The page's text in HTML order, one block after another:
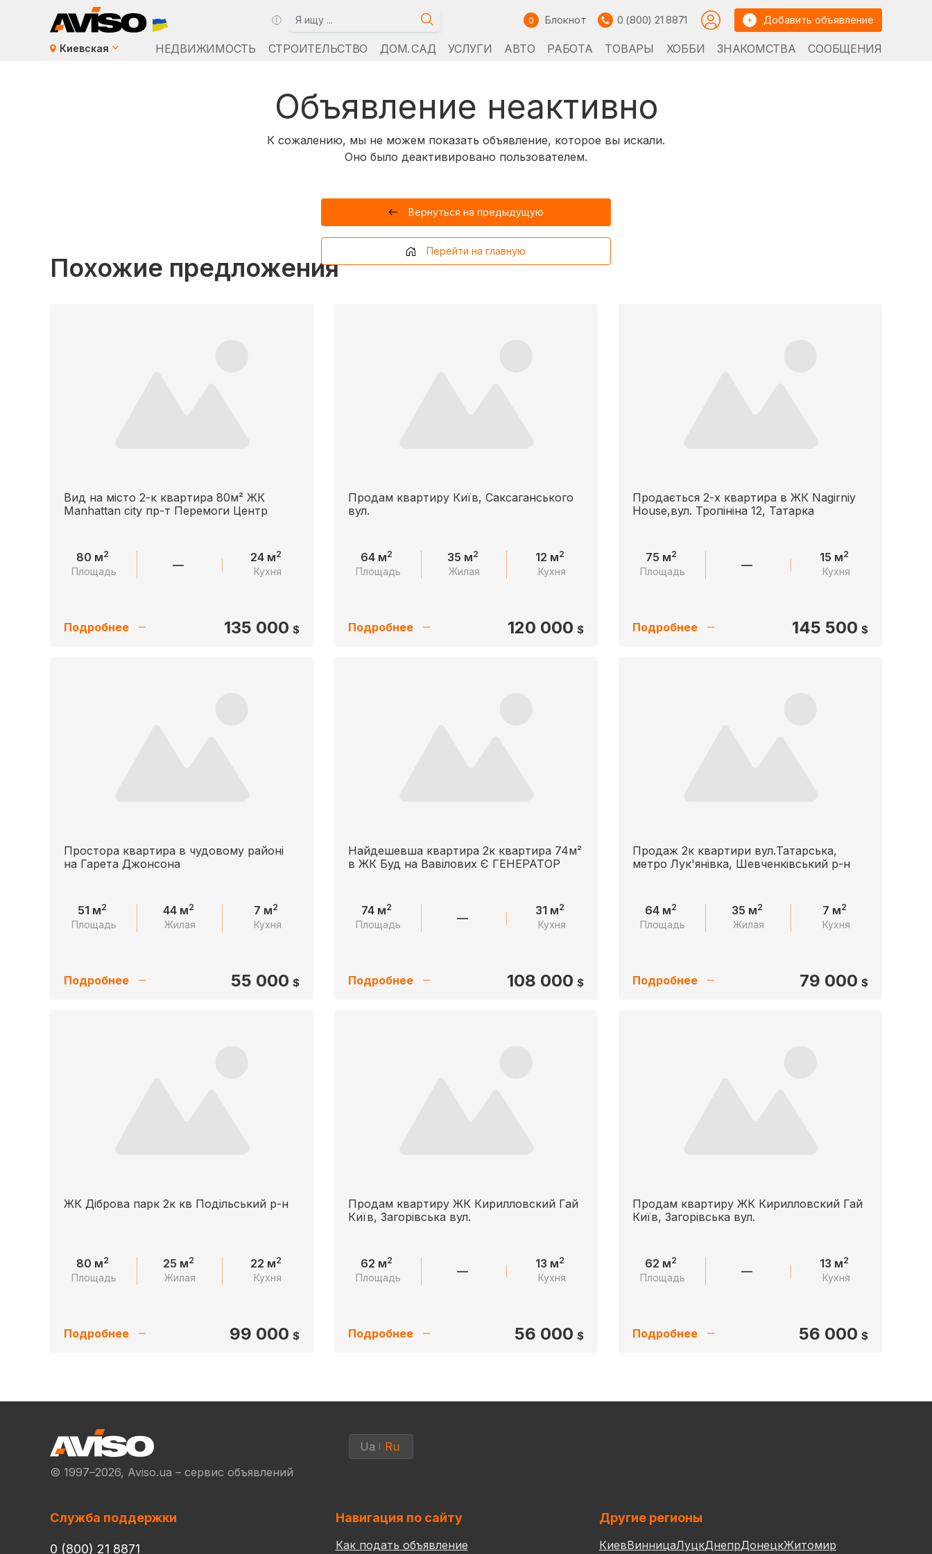
0 Блокнот 0 (800) 21 8871 Добавить объявление
Киевская НЕДВИЖИМОСТЬ СТРОИТЕЛЬСТВО ДОМ. САД УСЛУГИ АВТО РАБОТА ТОВАРЫ ХОББИ ЗНАКОМСТВА СООБЩЕНИЯ
Объявление неактивно
К сожалению, мы не можем показать объявление, которое вы искали.
Оно было деактивировано пользователем.
Вернуться на предыдущую
Перейти на главную
Похожие предложения
Вид на місто 2-к квартира 80м² ЖК
Manhattan city пр-т Перемоги Центр
80 м2
Площадь —
24 м2
Кухня
Подробнее 135 000 $
Продам квартиру Київ, Саксаганського
вул.
64 м2
Площадь
35 м2
Жилая
12 м2
Кухня
Подробнее 120 000 $
Продається 2-х квартира в ЖК Nagirniy
House,вул. Тропініна 12, Татарка
75 м2
Площадь —
15 м2
Кухня
Подробнее 145 500 $
Простора квартира в чудовому районі
на Гарета Джонсона
51 м2
Площадь
44 м2
Жилая
7 м2
Кухня
Подробнее 55 000 $
Найдешевша квартира 2к квартира 74м²
в ЖК Буд на Вавілових Є ГЕНЕРАТОР
74 м2
Площадь —
31 м2
Кухня
Подробнее 108 000 $
Продаж 2к квартири вул.Татарська,
метро Лук'янівка, Шевченківський р-н
64 м2
Площадь
35 м2
Жилая
7 м2
Кухня
Подробнее 79 000 $
ЖК Діброва парк 2к кв Подільський р-н
80 м2
Площадь
25 м2
Жилая
22 м2
Кухня
Подробнее 99 000 $
Продам квартиру ЖК Кирилловский Гай
Київ, Загорівська вул.
62 м2
Площадь —
13 м2
Кухня
Подробнее 56 000 $
Продам квартиру ЖК Кирилловский Гай
Київ, Загорівська вул.
62 м2
Площадь —
13 м2
Кухня
Подробнее 56 000 $
© 1997–2026, Aviso.ua – сервис объявлений
Ua Ru
Служба поддержки
0 (800) 21 8871
Навигация по сайту
Как подать объявление
Другие регионы
КиевВинницаЛуцкДнепрДонецкЖитомир